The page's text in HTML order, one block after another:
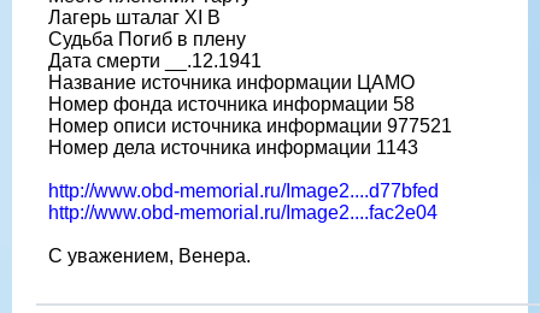
Лагерь шталаг XI B
Судьба Погиб в плену
Дата смерти __.12.1941
Название источника информации ЦАМО
Номер фонда источника информации 58
Номер описи источника информации 977521
Номер дела источника информации 1143
http://www.obd-memorial.ru/Image2....d77bfed
http://www.obd-memorial.ru/Image2....fac2e04
С уважением, Венера.